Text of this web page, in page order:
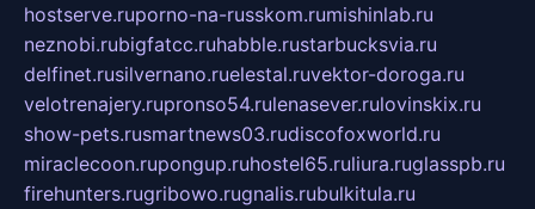
hostserve.ruporno-na-russkom.rumishinlab.ru
neznobi.rubigfatcc.ruhabble.rustarbucksvia.ru
delfinet.rusilvernano.ruelestal.ruvektor-doroga.ru
velotrenajery.rupronso54.rulenasever.rulovinskix.ru
show-pets.rusmartnews03.rudiscofoxworld.ru
miraclecoon.rupongup.ruhostel65.ruliura.ruglasspb.ru
firehunters.rugribowo.rugnalis.rubulkitula.ru